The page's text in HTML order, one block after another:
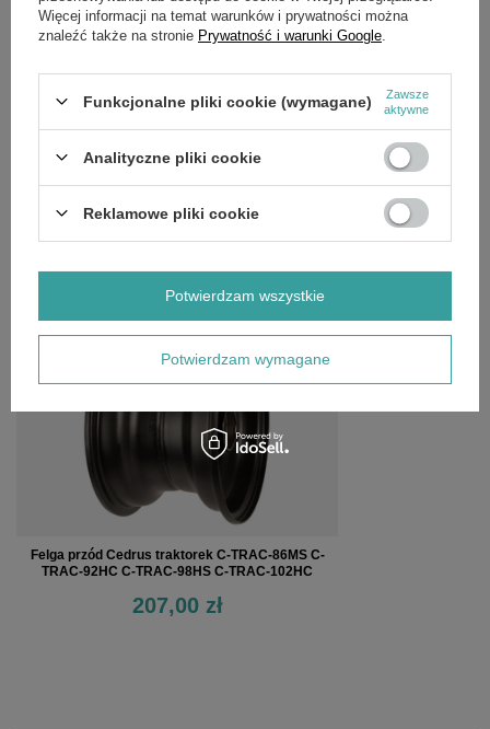
SZCZEGÓŁOWE DANE
Cedrus
Symbol 760479
OPINIE (0)
Felga przód Cedrus traktorek C-TRAC-86MS C-
TRAC-92HC C-TRAC-98HS C-TRAC-102HC
207,00 zł
Więcej informacji na temat warunków i prywatności można
znaleźć także na stronie Prywatność i warunki Google
Funkcjonalne pliki cookie (wymagane)
Zawsze
aktywne
Analityczne pliki cookie
Reklamowe pliki cookie
Potwierdzam wymagane
Potwierdzam wszystkie